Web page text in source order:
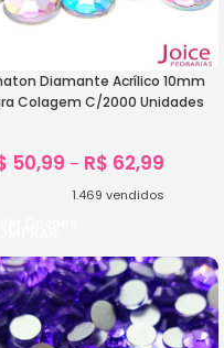
Diamante Acrílico 10mm
Colagem C/2000 Unidades
50,99 – R$ 62,99
1.469 vendidos